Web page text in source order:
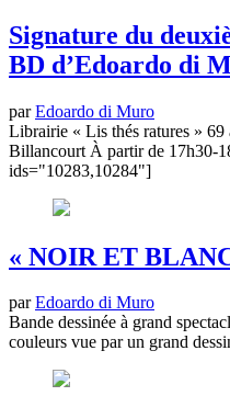
Signature du
BD d’Edoardo di
parEdoardo di Muro
Librairie « Lis thés ratures »
Billancourt À partir de 17h30-
ids="10283,10284"]
« NOIR ET
parEdoardo di Muro
Bande dessinée à grand
couleurs vue par un grand